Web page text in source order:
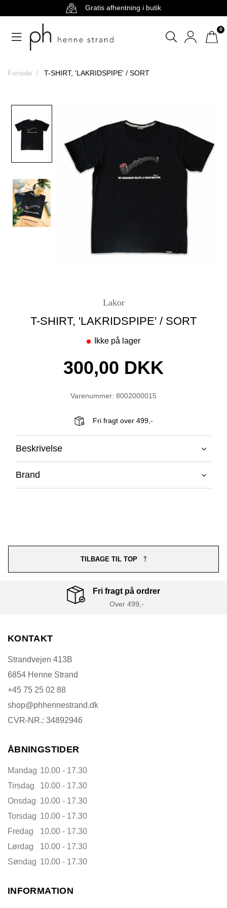
Gratis afhentning i butik
0
Forside T-SHIRT, 'LAKRIDSPIPE' / SORT
Lakor
T-SHIRT, 'LAKRIDSPIPE' / SORT
Ikke på lager
300,00 DKK
Varenummer: 8002000015
Fri fragt over 499,-
Beskrivelse
Brand
TILBAGE TIL TOP
Fri fragt på ordrer
Over 499,-
KONTAKT
Strandvejen 413B
6854 Henne Strand
+45 75 25 02 88
shop@phhennestrand.dk
CVR-NR.: 34892946
ÅBNINGSTIDER
Mandag 10.00 - 17.30
Tirsdag
10.00 - 17.30
Onsdag 10.00 - 17.30
Torsdag 10.00 - 17.30
Fredag
10.00 - 17.30
Lørdag
10.00 - 17.30
Søndag 10.00 - 17.30
INFORMATION